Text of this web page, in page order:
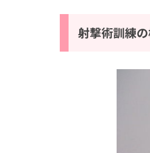
射撃術訓練